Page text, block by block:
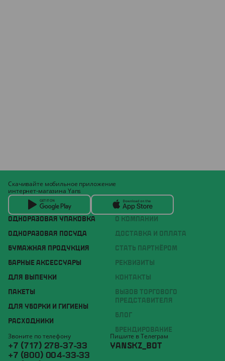
ОДНОРАЗОВАЯ УПАКОВКА
ОДНОРАЗОВАЯ ПОСУДА
БУМАЖНАЯ ПРОДУКЦИЯ
БАРНЫЕ АКСЕССУАРЫ
ДЛЯ ВЫПЕЧКИ
ПАКЕТЫ
ДЛЯ УБОРКИ И ГИГИЕНЫ
РАСХОДНИКИ
О КОМПАНИИ
ДОСТАВКА И ОПЛАТА
СТАТЬ ПАРТНЁРОМ
РЕКВИЗИТЫ
КОНТАКТЫ
ВЫЗОВ ТОРГОВОГО
ПРЕДСТАВИТЕЛЯ
БЛОГ
БРЕНДИРОВАНИЕ
Скачивайте мобильное приложение
интернет-магазина Yans
Звоните по телефону
+7 (717) 278-37-33
+7 (800) 004-33-33
Пишите в Телеграм
YANSKZ_BOT